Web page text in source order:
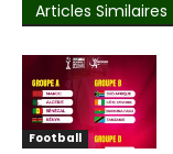
Articles Similaires
Football